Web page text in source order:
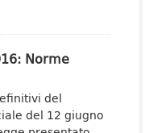
Norme
del
del 12 giugno